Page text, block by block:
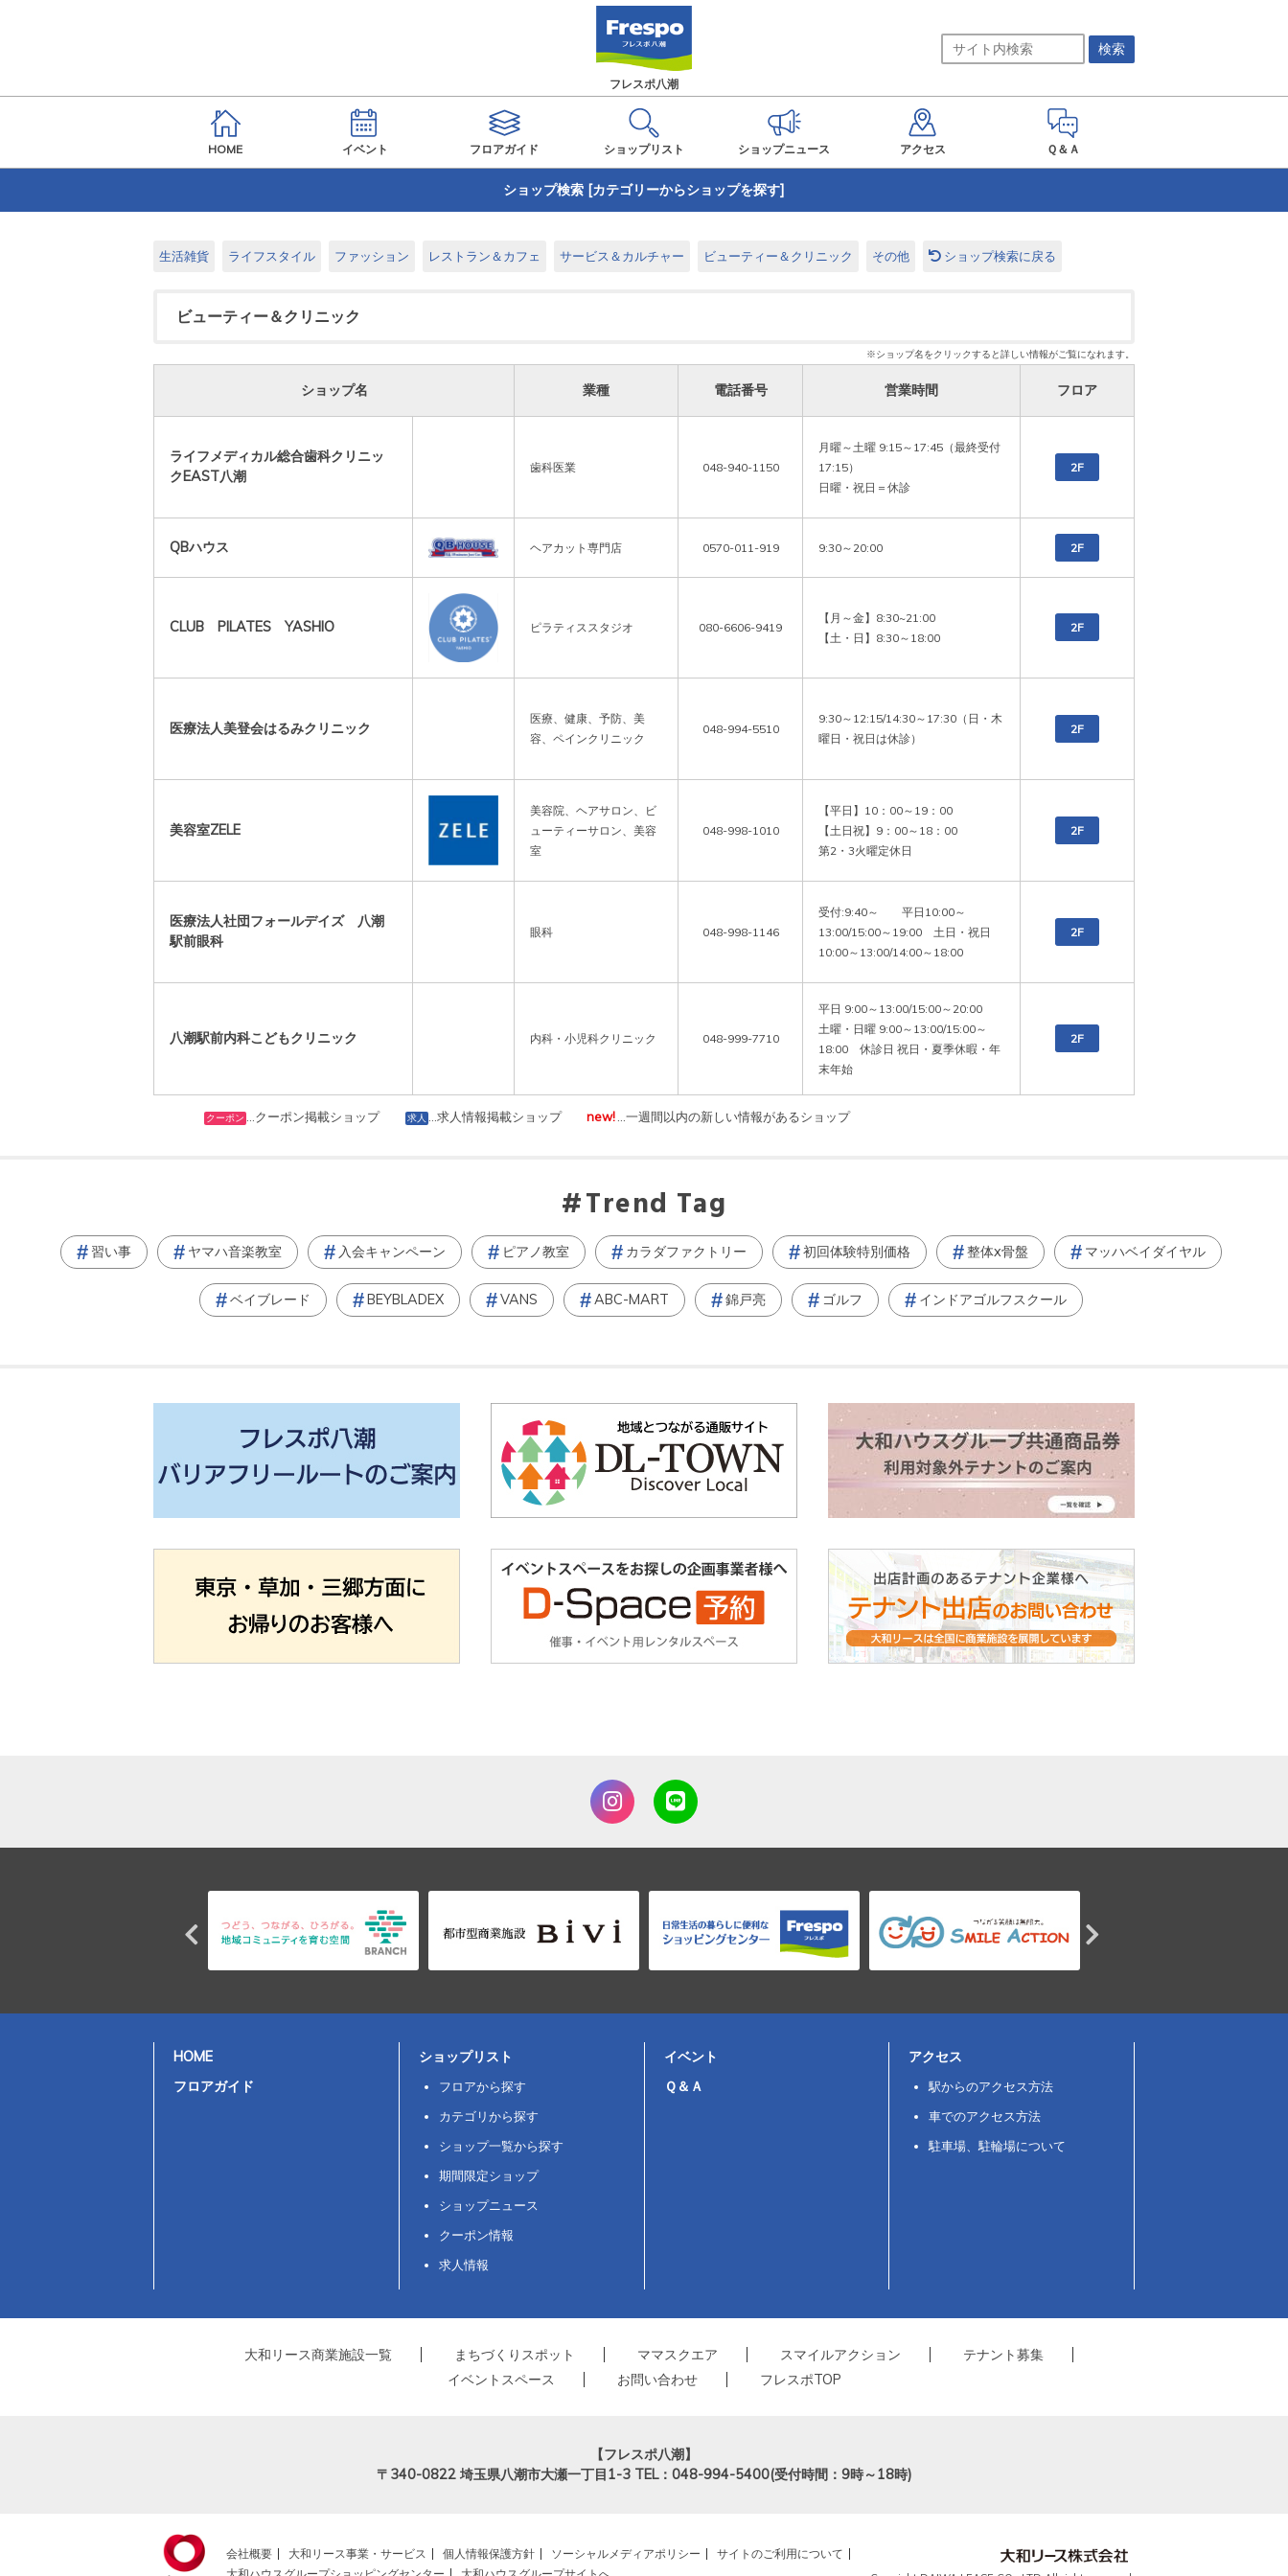
フレスポ八潮
HOME イベント フロアガイド ショップリスト ショップニュース アクセス Ｑ＆Ａ
ショップ検索 [カテゴリーからショップを探す]
生活雑貨 ライフスタイル ファッション レストラン＆カフェ サービス＆カルチャー ビューティー＆クリニック その他 ショップ検索に戻る
ビューティー＆クリニック
※ショップ名をクリックすると詳しい情報がご覧になれます。
ショップ名 業種 電話番号 営業時間 フロア
ライフメディカル総合歯科クリニッ
クEAST八潮
歯科医業 048-940-1150
月曜～土曜 9:15～17:45（最終受付
17:15）
日曜・祝日＝休診
2F
QBハウス ヘアカット専門店 0570-011-919 9:30～20:00 2F
CLUB PILATES YASHIO ピラティススタジオ 080-6606-9419
【月～金】8:30~21:00
2F
医療法人美登会はるみクリニック
医療、健康、予防、美
容、ペインクリニック
048-994-5510
9:30～12:15/14:30～17:30（日・木
曜日・祝日は休診）
2F
美容室ZELE
美容院、ヘアサロン、ビ
ューティーサロン、美容
室
048-998-1010
【平日】10：00～19：00
【土日祝】9：00～18：00
第2・3火曜定休日
2F
医療法人社団フォールデイズ 八潮
駅前眼科
眼科 048-998-1146
受付:9:40～　　平日10:00～
13:00/15:00～19:00　土日・祝日
10:00～13:00/14:00～18:00
2F
八潮駅前内科こどもクリニック 内科・小児科クリニック 048-999-7710
平日 9:00～13:00/15:00～20:00
土曜・日曜 9:00～13:00/15:00～
18:00　休診日 祝日・夏季休暇・年
末年始
2F
クーポン …クーポン掲載ショップ 求人 …求人情報掲載ショップ new! …一週間以内の新しい情報があるショップ
Trend Tag
習い事 ヤマハ音楽教室 入会キャンペーン ピアノ教室 カラダファクトリー 初回体験特別価格 整体x骨盤 マッハベイダイヤル
ベイブレード BEYBLADEX VANS ABC-MART 錦戸亮 ゴルフ インドアゴルフスクール
HOME
フロアガイド
ショップリスト
フロアから探す
カテゴリから探す
ショップ一覧から探す
期間限定ショップ
ショップニュース
クーポン情報
求人情報
イベント
Ｑ＆Ａ
アクセス
駅からのアクセス方法
車でのアクセス方法
駐車場、駐輪場について
大和リース商業施設一覧 まちづくりスポット ママスクエア スマイルアクション
テナント募集
イベントスペース
お問い合わせ フレスポTOP
【フレスポ八潮】
〒340-0822 埼玉県八潮市大瀬一丁目1-3 TEL：048-994-5400(受付時間：9時～18時)
会社概要 大和リース事業・サービス 個人情報保護方針 ソーシャルメディアポリシー
サイトのご利用について
大和ハウスグループショッピングセンター
大和ハウスグループサイトへ